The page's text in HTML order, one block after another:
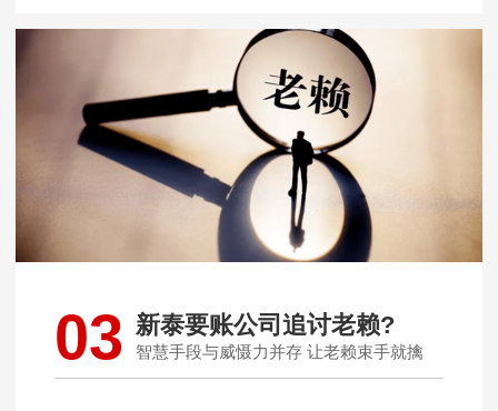
03 新泰要账公司追讨老赖?
智慧手段与威慑力并存 让老赖束手就擒